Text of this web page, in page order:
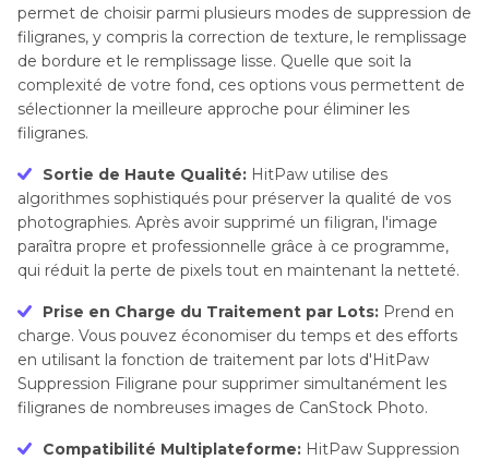
permet de choisir parmi plusieurs modes de suppression de
filigranes, y compris la correction de texture, le remplissage
de bordure et le remplissage lisse. Quelle que soit la
complexité de votre fond, ces options vous permettent de
sélectionner la meilleure approche pour éliminer les
filigranes.
Sortie de Haute Qualité: HitPaw utilise des
algorithmes sophistiqués pour préserver la qualité de vos
photographies. Après avoir supprimé un filigran, l'image
paraîtra propre et professionnelle grâce à ce programme,
qui réduit la perte de pixels tout en maintenant la netteté.
Prise en Charge du Traitement par Lots: Prend en
charge. Vous pouvez économiser du temps et des efforts
en utilisant la fonction de traitement par lots d'HitPaw
Suppression Filigrane pour supprimer simultanément les
filigranes de nombreuses images de CanStock Photo.
Compatibilité Multiplateforme: HitPaw Suppression